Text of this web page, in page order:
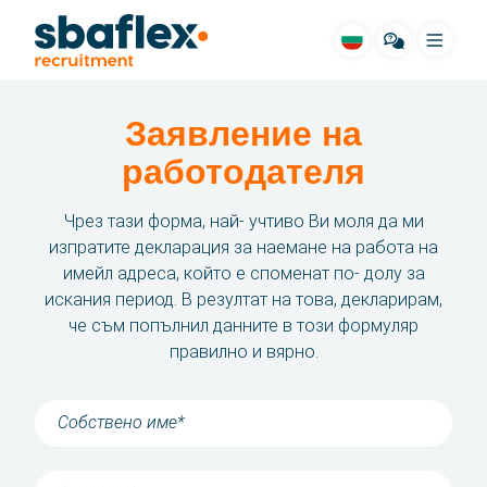
Меню
SBA за вас
Cвободни места
Жилища
длъжностни сфери
Hачин на работа
Заявление на
работодателя
Чрез тази форма, най- учтиво Ви моля да ми
изпратите декларация за наемане на работа на
имейл адреса, който е споменат по- долу за
искания период. В резултат на това, декларирам,
че съм попълнил данните в този формуляр
правилно и вярно.